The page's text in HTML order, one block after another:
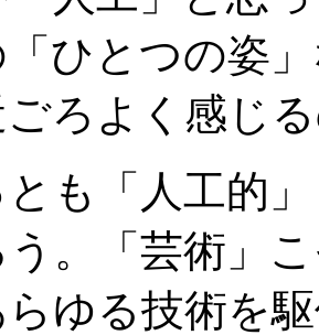
ひとつの姿
ごろよく感じ
も「人工的
。「芸術」
ゆる技術を